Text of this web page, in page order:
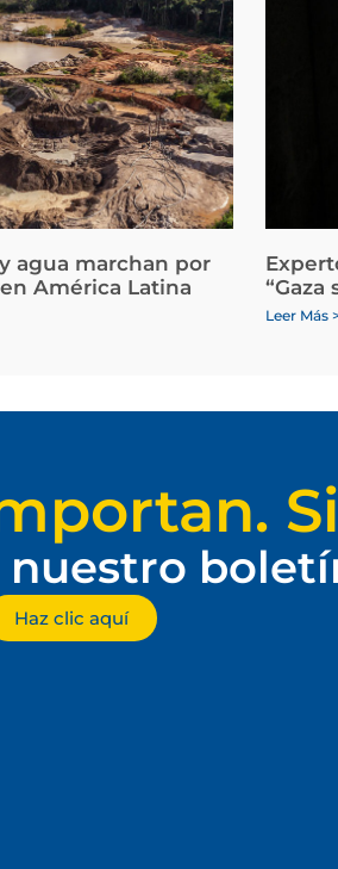
agua marchan por
América Latina
“Gaza
Leer Más
Haz clic aquí